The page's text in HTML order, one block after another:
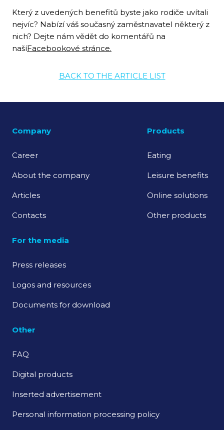
Který z uvedených benefitů byste jako rodiče uvítali
nejvíc? Nabízí váš současný zaměstnavatel některý z
nich? Dejte nám vědět do komentářů na
našíFacebookové stránce.
BACK TO THE ARTICLE LIST
Company
Career
About the company
Articles
Contacts
Products
Eating
Leisure benefits
Online solutions
Other products
For the media
Press releases
Logos and resources
Documents for download
Other
FAQ
Digital products
Inserted advertisement
Personal information processing policy